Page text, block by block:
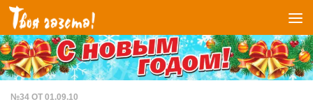
Перейти к содержимому
№34 ОТ 01.09.10